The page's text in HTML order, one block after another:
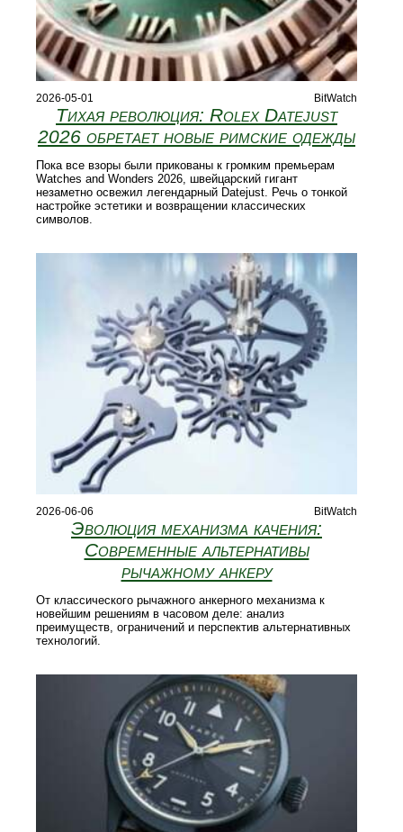
2026-05-01 BitWatch
Тихая революция: Rolex Datejust
2026 обретает новые римские одежды
Пока все взоры были прикованы к громким премьерам
Watches and Wonders 2026, швейцарский гигант
незаметно освежил легендарный Datejust. Речь о тонкой
настройке эстетики и возвращении классических
символов.
2026-06-06 BitWatch
Эволюция механизма качения:
Современные альтернативы
рычажному анкеру
От классического рычажного анкерного механизма к
новейшим решениям в часовом деле: анализ
преимуществ, ограничений и перспектив альтернативных
технологий.